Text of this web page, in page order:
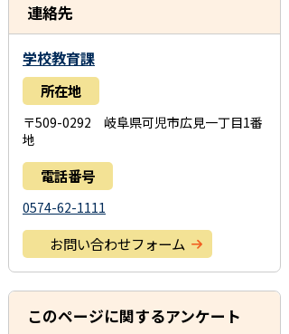
連絡先
学校教育課
所在地
〒509-0292 岐阜県可児市広見一丁目1番
地
電話番号
0574-62-1111
お問い合わせフォーム
このページに関するアンケート